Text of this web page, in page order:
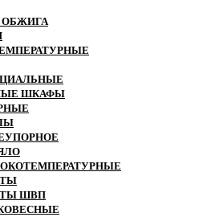
ОБЖИГА
ШКАФЫ
ШВП